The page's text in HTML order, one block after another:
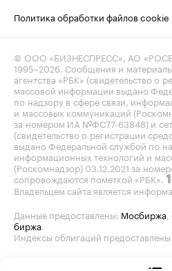
Политика обработки файлов cookie
© ООО «БИЗНЕСПРЕСС», АО
1995–2026 . Сообщения и
агентства «РБК» (свидетельство о
массовой информации выдано
по надзору в сфере связи,
и массовых коммуникаций
за номером ИА №ФС77-63848) и
(свидетельство о регистрации
выдано Федеральной службой по
информационных технологий и
(Роскомнадзор) 03.12.2021 за
сопровождаются пометкой «РБК».
Владельцем сайта является
Данные предоставлены: Мосбиржа
биржа
Индексы облигаций предоставлены